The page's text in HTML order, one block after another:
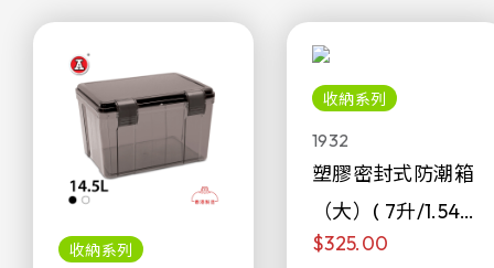
收納系列
收納系列
1932
塑膠密封式防潮箱
（大）( 7升/1.54加
侖)
$325.00